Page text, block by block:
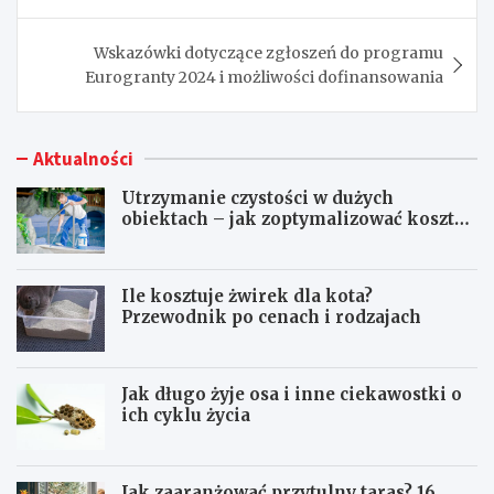
Wskazówki dotyczące zgłoszeń do programu
Eurogranty 2024 i możliwości dofinansowania
Aktualności
Utrzymanie czystości w dużych
obiektach – jak zoptymalizować koszty
Ile kosztuje żwirek dla kota?
Przewodnik po cenach i rodzajach
Jak długo żyje osa i inne ciekawostki o
ich cyklu życia